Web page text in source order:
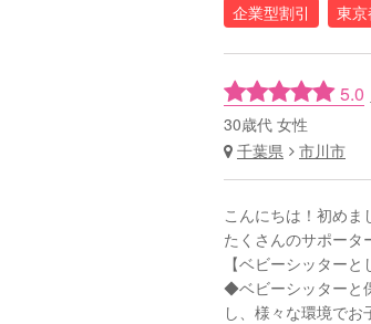
企業型割引 東京
5.0
30歳代 女性
千葉県
市川市
こんにちは！初めま
たくさんのサポータ
【ベビーシッターと
◆ベビーシッターと
し、様々な環境でお